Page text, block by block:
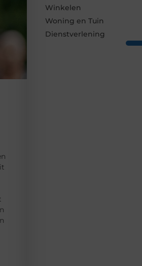
Winkelen
Woning en Tuin
Dienstverlening